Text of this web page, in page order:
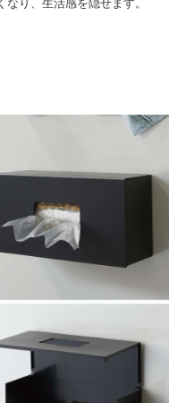
り、生活感を隠せます。